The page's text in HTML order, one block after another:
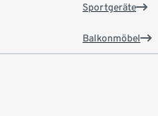
Sportgeräte
Balkonmöbel